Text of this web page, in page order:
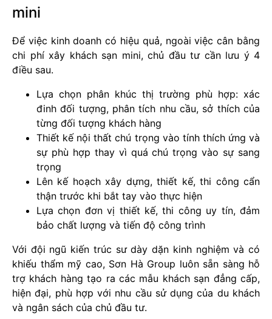
mini
Để việc kinh doanh có hiệu quả, ngoài việc cân bằng
chi phí xây khách sạn mini, chủ đầu tư cần lưu ý 4
điều sau.
Lựa chọn phân khúc thị trường phù hợp: xác
đinh đối tượng, phân tích nhu cầu, sở thích của
từng đối tượng khách hàng
Thiết kế nội thất chú trọng vào tính thích ứng và
sự phù hợp thay vì quá chú trọng vào sự sang
trọng
Lên kế hoạch xây dựng, thiết kế, thi công cẩn
thận trước khi bắt tay vào thực hiện
Lựa chọn đơn vị thiết kế, thi công uy tín, đảm
bảo chất lượng và tiến độ công trình
Với đội ngũ kiến trúc sư dày dặn kinh nghiệm và có
khiếu thẩm mỹ cao, Sơn Hà Group luôn sẵn sàng hỗ
trợ khách hàng tạo ra các mẫu khách sạn đẳng cấp,
hiện đại, phù hợp với nhu cầu sử dụng của du khách
và ngân sách của chủ đầu tư.